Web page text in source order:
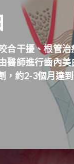
合干擾、根管
醫師進行齒內
，約2-3個月達